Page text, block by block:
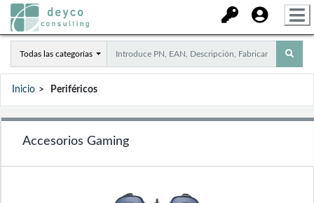
Todas las categorías
Inicio Periféricos
Accesorios Gaming